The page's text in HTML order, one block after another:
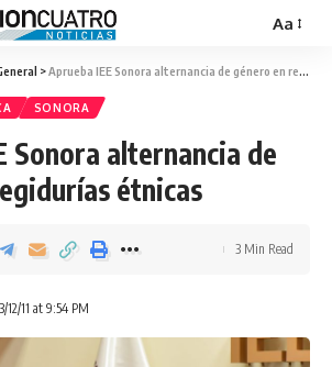
Aa
>Aprueba IEE Sonora alternancia de género en regidurías étnicas
SONORA
Sonora alternancia de
étnicas
12/11 at 9:54 PM
3 Min Read